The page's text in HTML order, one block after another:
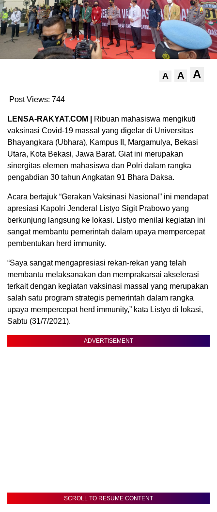
A A A
Post Views: 744
LENSA-RAKYAT.COM |
Ribuan mahasiswa mengikuti
vaksinasi Covid-19 massal yang digelar di Universitas
Bhayangkara (Ubhara), Kampus II, Margamulya, Bekasi
Utara, Kota Bekasi, Jawa Barat. Giat ini merupakan
sinergitas elemen mahasiswa dan Polri dalam rangka
pengabdian 30 tahun Angkatan 91 Bhara Daksa.
Acara bertajuk “Gerakan Vaksinasi Nasional” ini mendapat
apresiasi Kapolri Jenderal Listyo Sigit Prabowo yang
berkunjung langsung ke lokasi. Listyo menilai kegiatan ini
sangat membantu pemerintah dalam upaya mempercepat
pembentukan herd immunity.
“Saya sangat mengapresiasi rekan-rekan yang telah
membantu melaksanakan dan memprakarsai akselerasi
terkait dengan kegiatan vaksinasi massal yang merupakan
salah satu program strategis pemerintah dalam rangka
upaya mempercepat herd immunity,” kata Listyo di lokasi,
Sabtu (31/7/2021).
ADVERTISEMENT
SCROLL TO RESUME CONTENT